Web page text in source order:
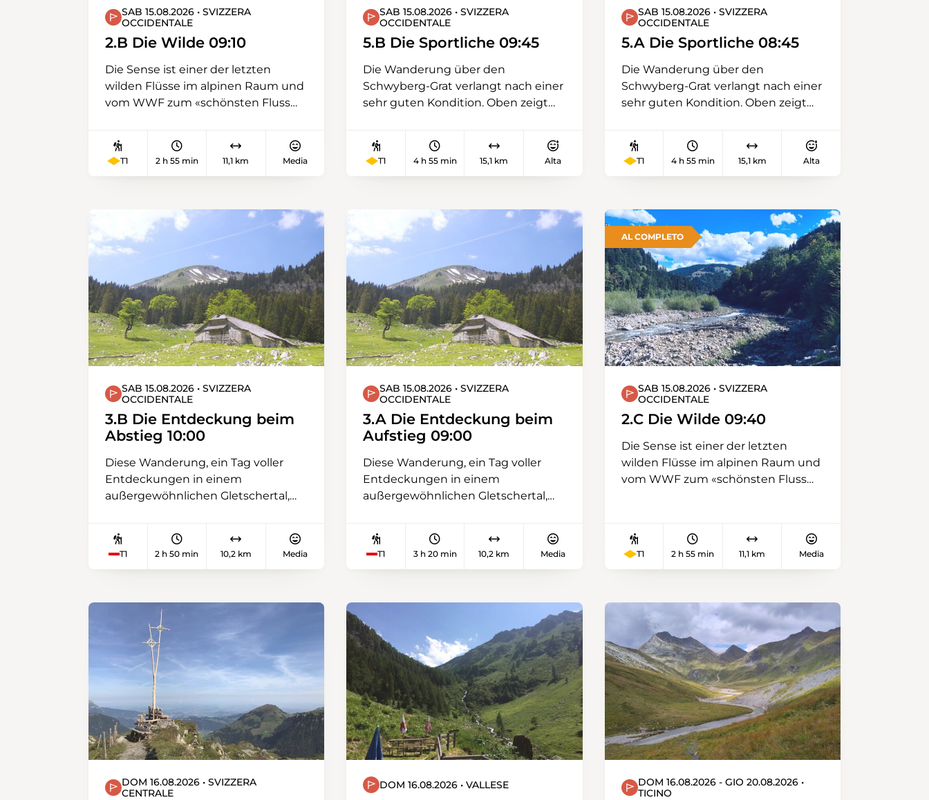
SAB 15.08.2026 • SVIZZERA
OCCIDENTALE
2.B Die Wilde 09:10
Die Sense ist einer der letzten
wilden Flüsse im alpinen Raum und
vom WWF zum «schönsten Fluss
dem Gantrischgebiet und die
warme Sense aus dem Schwarzsee.
Schwarzsee.
T1 2 h 55 min 11,1 km Media
SAB 15.08.2026 • SVIZZERA
OCCIDENTALE
5.B Die Sportliche 09:45
Die Wanderung über den
Schwyberg-Grat verlangt nach einer
sehr guten Kondition. Oben zeigt
der Jura-Kette, den Freiburger
Voralpen und den Berner
T1 4 h 55 min 15,1 km Alta
SAB 15.08.2026 • SVIZZERA
OCCIDENTALE
5.A Die Sportliche 08:45
Die Wanderung über den
Schwyberg-Grat verlangt nach einer
sehr guten Kondition. Oben zeigt
der Jura-Kette, den Freiburger
Voralpen und den Berner
T1 4 h 55 min 15,1 km Alta
SAB 15.08.2026 • SVIZZERA
OCCIDENTALE
3.B Die Entdeckung beim
Abstieg 10:00
Diese Wanderung, ein Tag voller
Entdeckungen in einem
außergewöhnlichen Gletschertal,
spektakulärsten sind die
majestätischen Bergahorne, die bis
T1 2 h 50 min 10,2 km Media
SAB 15.08.2026 • SVIZZERA
OCCIDENTALE
3.A Die Entdeckung beim
Aufstieg 09:00
Diese Wanderung, ein Tag voller
Entdeckungen in einem
außergewöhnlichen Gletschertal,
Am spektakulärsten sind die
ertaunlischen Bergahorne, die bis zu
T1 3 h 20 min 10,2 km Media
AL COMPLETO
SAB 15.08.2026 • SVIZZERA
OCCIDENTALE
2.C Die Wilde 09:40
Die Sense ist einer der letzten
wilden Flüsse im alpinen Raum und
vom WWF zum «schönsten Fluss
warme Sense aus dem Schwarzsee.
Entlang der warmen Sense
T1 2 h 55 min 11,1 km Media
DOM 16.08.2026 • SVIZZERA
CENTRALE
DOM 16.08.2026 • VALLESE
DOM 16.08.2026 - GIO 20.08.2026 •
TICINO